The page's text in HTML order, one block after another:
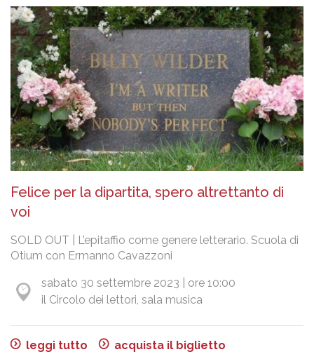
Felice per la dipartita, spero altrettanto di
voi
SOLD OUT | L’epitaffio come genere letterario. Scuola di
Otium con Ermanno Cavazzoni
sabato 30 settembre 2023 | ore 10:00
il Circolo dei lettori, sala musica
leggi tutto acquista il biglietto